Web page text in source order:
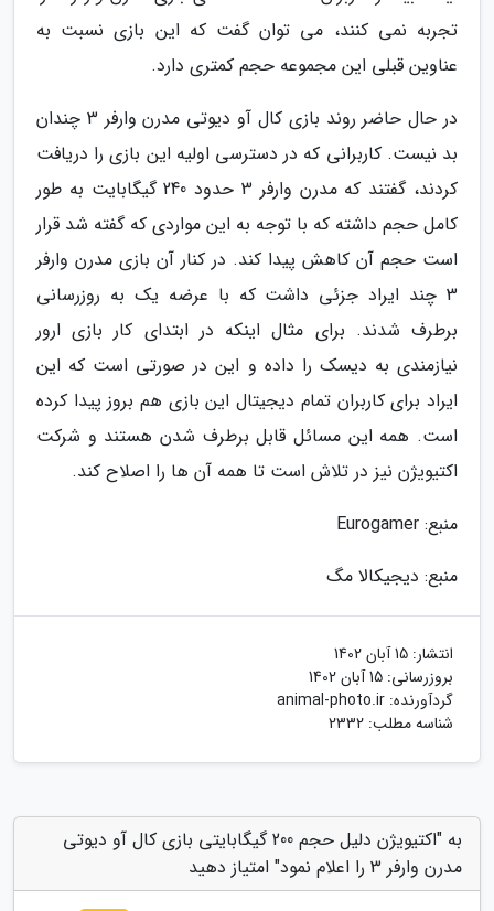
تجربه نمی کنند، می توان گفت که این بازی نسبت به
عناوین قبلی این مجموعه حجم کمتری دارد.
در حال حاضر روند بازی کال آو دیوتی مدرن وارفر 3 چندان
بد نیست. کاربرانی که در دسترسی اولیه این بازی را دریافت
کردند، گفتند که مدرن وارفر 3 حدود 240 گیگابایت به طور
کامل حجم داشته که با توجه به این مواردی که گفته شد قرار
است حجم آن کاهش پیدا کند. در کنار آن بازی مدرن وارفر
3 چند ایراد جزئی داشت که با عرضه یک به روزرسانی
برطرف شدند. برای مثال اینکه در ابتدای کار بازی ارور
نیازمندی به دیسک را داده و این در صورتی است که این
ایراد برای کاربران تمام دیجیتال این بازی هم بروز پیدا کرده
است. همه این مسائل قابل برطرف شدن هستند و شرکت
اکتیویژن نیز در تلاش است تا همه آن ها را اصلاح کند.
منبع: Eurogamer
منبع: دیجیکالا مگ
انتشار: 15 آبان 1402
بروزرسانی: 15 آبان 1402
گردآورنده: animal-photo.ir
شناسه مطلب: 2332
به "اکتیویژن دلیل حجم 200 گیگابایتی بازی کال آو دیوتی
مدرن وارفر 3 را اعلام نمود" امتیاز دهید